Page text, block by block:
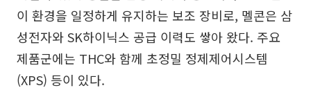
이 환경을 일정하게 유지하는 보조 장비로, 멜콘은 삼
성전자와 SK하이닉스 공급 이력도 쌓아 왔다. 주요
제품군에는 THC와 함께 초정밀 정제제어시스템
(XPS) 등이 있다.